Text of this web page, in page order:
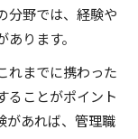
分野では、経験や
ります。
れまでに携わった
ることがポイント
があれば、管理職